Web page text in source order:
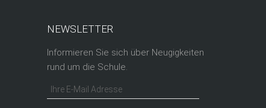
NEWSLETTER
Informieren Sie sich über Neugigkeiten
rund um die Schule.